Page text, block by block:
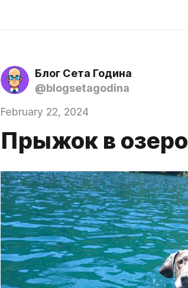
Блог Сета Година
@blogsetagodina
February 22, 2024
Прыжок в озеро